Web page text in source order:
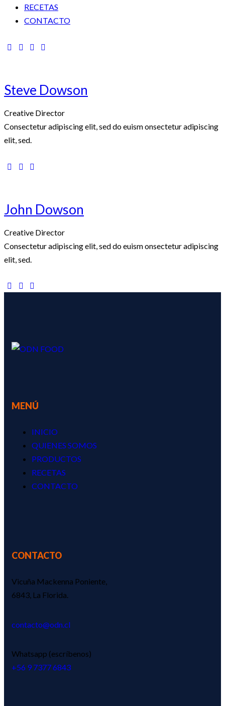
RECETAS
CONTACTO
Steve Dowson
Creative Director
Consectetur adipiscing elit, sed do euism onsectetur adipiscing
elit, sed.
John Dowson
Creative Director
Consectetur adipiscing elit, sed do euism onsectetur adipiscing
elit, sed.
MENÚ
INICIO
QUIENES SOMOS
PRODUCTOS
RECETAS
CONTACTO
CONTACTO
Vicuña Mackenna Poniente,
6843, La Florida.
contacto@odn.cl
Whatsapp (escríbenos)
‪+56 9 7377 6843‬